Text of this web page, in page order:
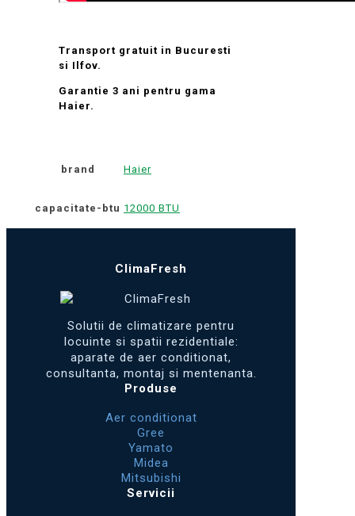
Transport gratuit in Bucuresti
si Ilfov.
Garantie 3 ani pentru gama
Haier.
brand Haier
capacitate-btu 12000 BTU
ClimaFresh
Solutii de climatizare pentru
locuinte si spatii rezidentiale:
aparate de aer conditionat,
consultanta, montaj si mentenanta.
Produse
Aer conditionat
Gree
Yamato
Midea
Mitsubishi
Servicii